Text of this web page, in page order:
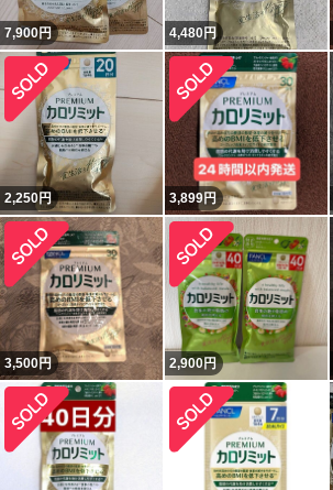
7,900円 4,480円
2,250円 3,899円
3,500円 2,900円